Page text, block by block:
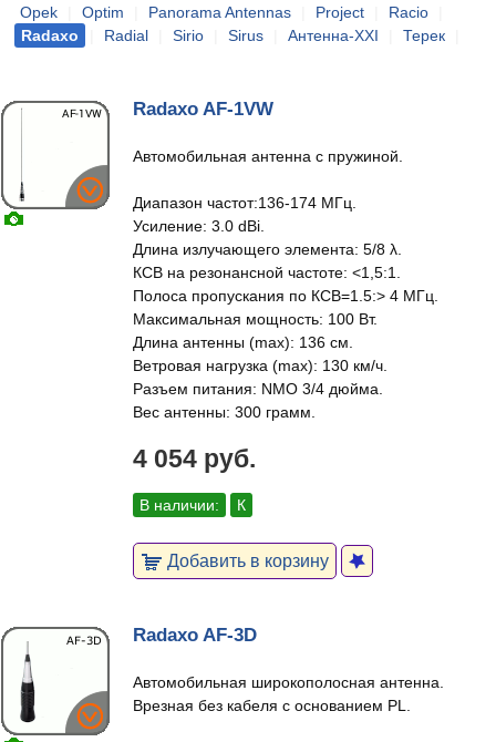
Opek
Optim Panorama Antennas Project Racio
Radaxo
Radial Sirio Sirus Антенна-XXI Терек
Radaxo AF-1VW
Автомобильная антенна с пружиной.
Диапазон частот:136-174 МГц.
Усиление: 3.0 dBi.
Длина излучающего элемента: 5/8 λ.
КСВ на резонансной частоте: <1,5:1.
Полоса пропускания по КСВ=1.5:> 4 МГц.
Максимальная мощность: 100 Вт.
Длина антенны (max): 136 см.
Ветровая нагрузка (max): 130 км/ч.
Разъем питания: NMO 3/4 дюйма.
Вес антенны: 300 грамм.
4 054 руб.
В наличии: К
Добавить в корзину
Radaxo AF-3D
Автомобильная широкополосная антенна.
Врезная без кабеля с основанием PL.